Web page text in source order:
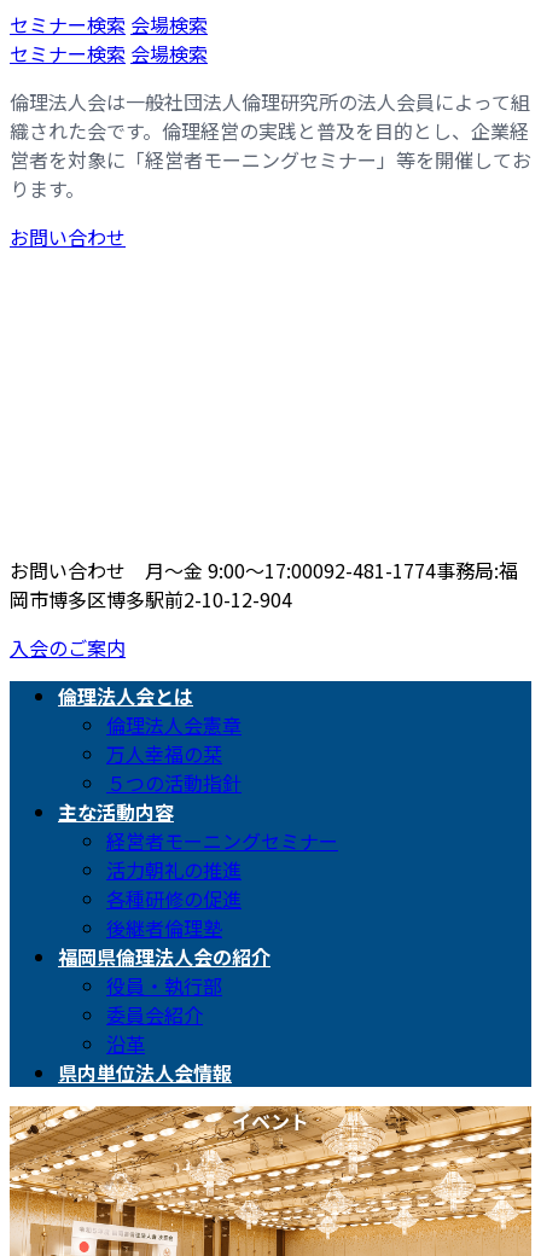
コ
ン
ン
ツ
へ
ス
キ
ッ
ナ
ビ
ー
シ
ョ
ン
に
移
セミナー検索 会場検索
セミナー検索 会場検索
倫理法人会は一般社団法人倫理研究所の法人会員によって組
織された会です。倫理経営の実践と普及を目的とし、企業経
営者を対象に「経営者モーニングセミナー」等を開催してお
ります。
お問い合わせ
お問い合わせ 月〜金 9:00〜17:00092-481-1774事務局:福
岡市博多区博多駅前2-10-12-904
入会のご案内
倫理法人会とは
倫理法人会憲章
万人幸福の栞
５つの活動指針
主な活動内容
経営者モーニングセミナー
活力朝礼の推進
各種研修の促進
後継者倫理塾
福岡県倫理法人会の紹介
役員・執行部
委員会紹介
沿革
県内単位法人会情報
イベント